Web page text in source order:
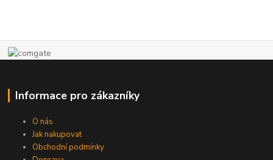
Informace pro zákazníky
O nás
Jak nakupovat
Obchodní podmínky